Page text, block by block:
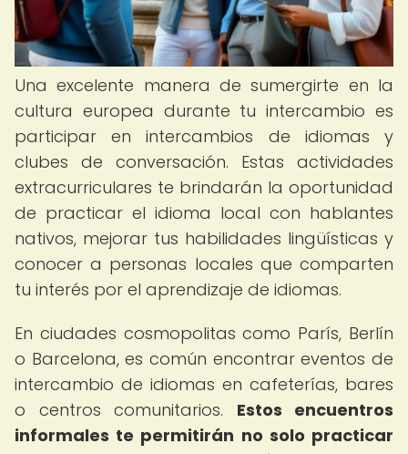
Una excelente manera de sumergirte en la
cultura europea durante tu intercambio es
participar en intercambios de idiomas y
clubes de conversación. Estas actividades
extracurriculares te brindarán la oportunidad
de practicar el idioma local con hablantes
nativos, mejorar tus habilidades lingüísticas y
conocer a personas locales que comparten
tu interés por el aprendizaje de idiomas.
En ciudades cosmopolitas como París, Berlín
o Barcelona, ​​es común encontrar eventos de
intercambio de idiomas en cafeterías, bares
o centros comunitarios. Estos encuentros
informales te permitirán no solo practicar